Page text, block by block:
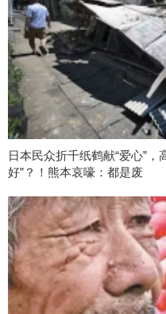
日本民众折千纸鹤献“爱心”
好”？！熊本哀嚎：都是废